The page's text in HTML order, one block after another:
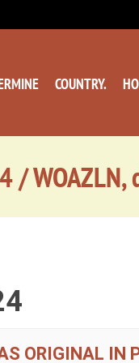
COUNTRY.
/
ORIGINAL IN